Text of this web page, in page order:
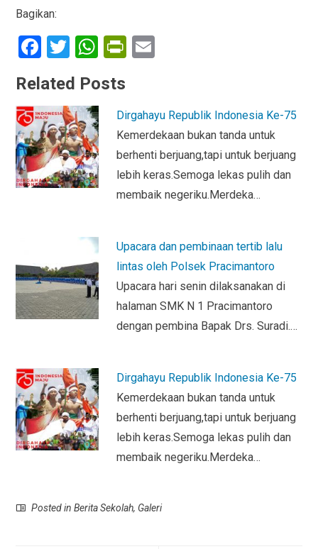
Bagikan:
F
ce
b
o
o
k
T
wi
tt
er
W
at
s
A
p
p
Pr
ri
e
n
dl
y
Related Posts
Dirgahayu Republik Indonesia Ke-75
Kemerdekaan bukan tanda untuk
berhenti berjuang,tapi untuk berjuang
lebih keras.Semoga lekas pulih dan
membaik negeriku.Merdeka…
Upacara dan pembinaan tertib lalu
lintas oleh Polsek Pracimantoro
Upacara hari senin dilaksanakan di
halaman SMK N 1 Pracimantoro
dengan pembina Bapak Drs. Suradi.…
Dirgahayu Republik Indonesia Ke-75
Kemerdekaan bukan tanda untuk
berhenti berjuang,tapi untuk berjuang
lebih keras.Semoga lekas pulih dan
membaik negeriku.Merdeka…
Posted inBerita Sekolah, Galeri